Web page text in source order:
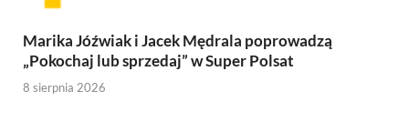
Marika Jóźwiak i Jacek Mędrala poprowadzą
„Pokochaj lub sprzedaj” w Super Polsat
8 sierpnia 2026